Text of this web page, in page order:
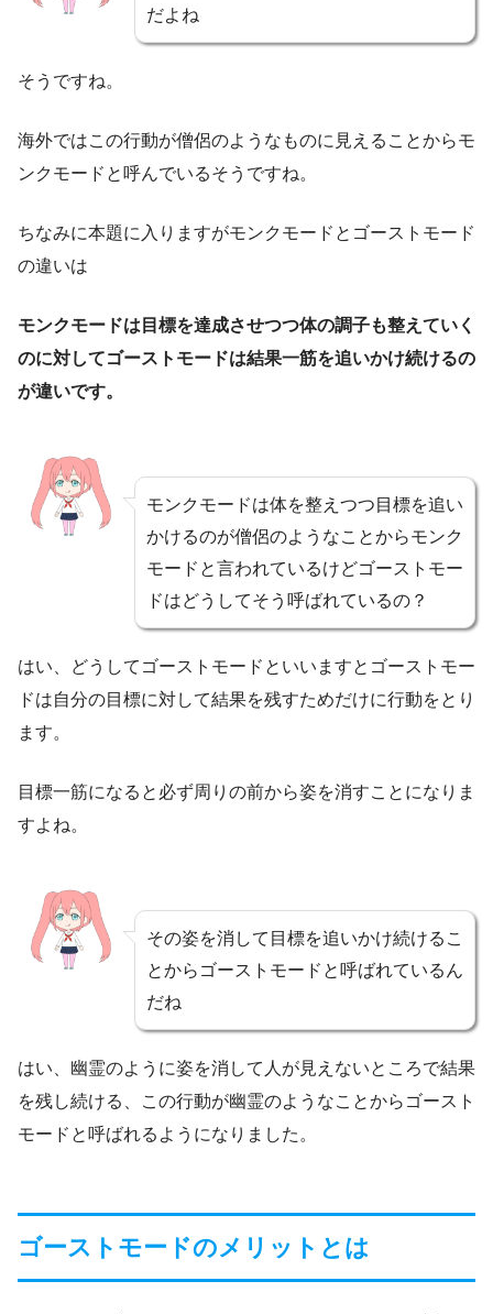
だよね
そうですね。
海外ではこの行動が僧侶のようなものに見えることからモ
ンクモードと呼んでいるそうですね。
ちなみに本題に入りますがモンクモードとゴーストモード
の違いは
モンクモードは目標を達成させつつ体の調子も整えていく
のに対してゴーストモードは結果一筋を追いかけ続けるの
が違いです。
モンクモードは体を整えつつ目標を追い
かけるのが僧侶のようなことからモンク
モードと言われているけどゴーストモー
ドはどうしてそう呼ばれているの？
はい、どうしてゴーストモードといいますとゴーストモー
ドは自分の目標に対して結果を残すためだけに行動をとり
ます。
目標一筋になると必ず周りの前から姿を消すことになりま
すよね。
その姿を消して目標を追いかけ続けるこ
とからゴーストモードと呼ばれているん
だね
はい、幽霊のように姿を消して人が見えないところで結果
を残し続ける、この行動が幽霊のようなことからゴースト
モードと呼ばれるようになりました。
ゴーストモードのメリットとは